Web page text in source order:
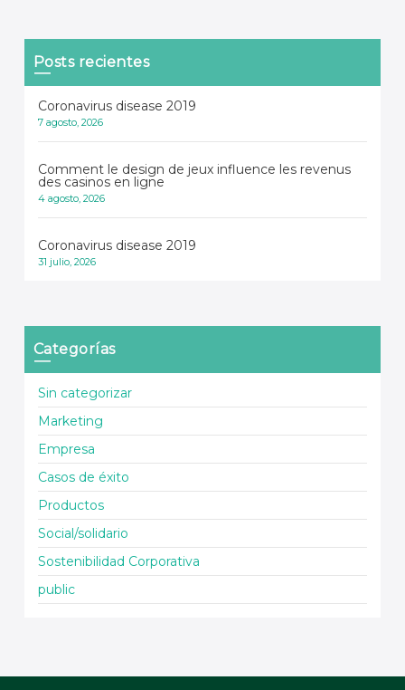
Posts recientes
Coronavirus disease 2019
7 agosto, 2026
Comment le design de jeux influence les revenus
des casinos en ligne
4 agosto, 2026
Coronavirus disease 2019
31 julio, 2026
Categorías
Sin categorizar
Marketing
Empresa
Casos de éxito
Productos
Social/solidario
Sostenibilidad Corporativa
public